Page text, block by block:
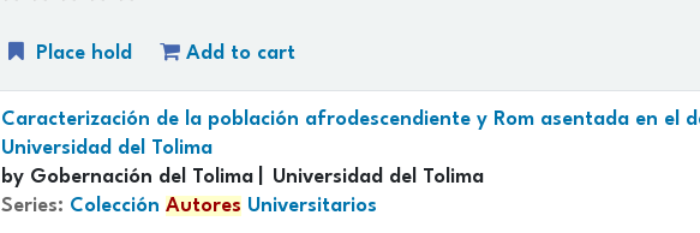
Place hold Add to cart
Caracterización de la población afrodescendiente y Rom asentada en el
Universidad del Tolima
by Gobernación del Tolima
Universidad del Tolima
Series: Colección Autores Universitarios